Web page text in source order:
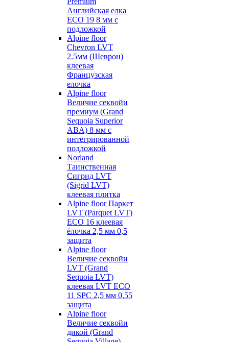
Английская елка
ECO 19 8 мм с
подложкой
Alpine floor
Chevron LVT
2.5мм (Шеврон)
клеевая
Французская
елочка
Alpine floor
Величие секвойи
премиум (Grand
Sequoia Superior
ABA) 8 мм с
интегрированной
подложкой
Norland
Таинственная
Сигрид LVT
(Sigrid LVT)
клеевая плитка
Alpine floor Паркет
LVT (Parquet LVT)
ECO 16 клеевая
ёлочка 2,5 мм 0,5
защита
Alpine floor
Величие секвойи
LVT (Grand
Sequoia LVT)
клеевая LVT ECO
11 SPC 2,5 мм 0,55
защита
Alpine floor
Величие секвойи
дикой (Grand